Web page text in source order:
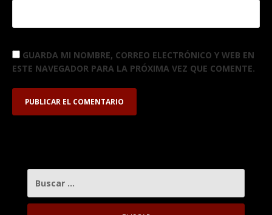
GUARDA MI NOMBRE, CORREO ELECTRÓNICO Y WEB EN
ESTE NAVEGADOR PARA LA PRÓXIMA VEZ QUE COMENTE.